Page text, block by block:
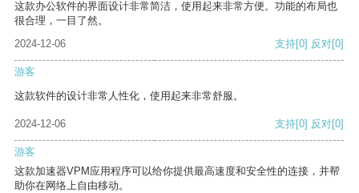
这款办公软件的界面设计非常简洁，使用起来非常方便。功能的布局也
很合理，一目了然。
2024-12-06
支持[0] 反对[0]
游客
这款软件的设计非常人性化，使用起来非常舒服。
2024-12-06 支持[0] 反对[0]
游客
这款加速器VPM应用程序可以给你提供最高速度和安全性的连接，并帮
助你在网络上自由移动。